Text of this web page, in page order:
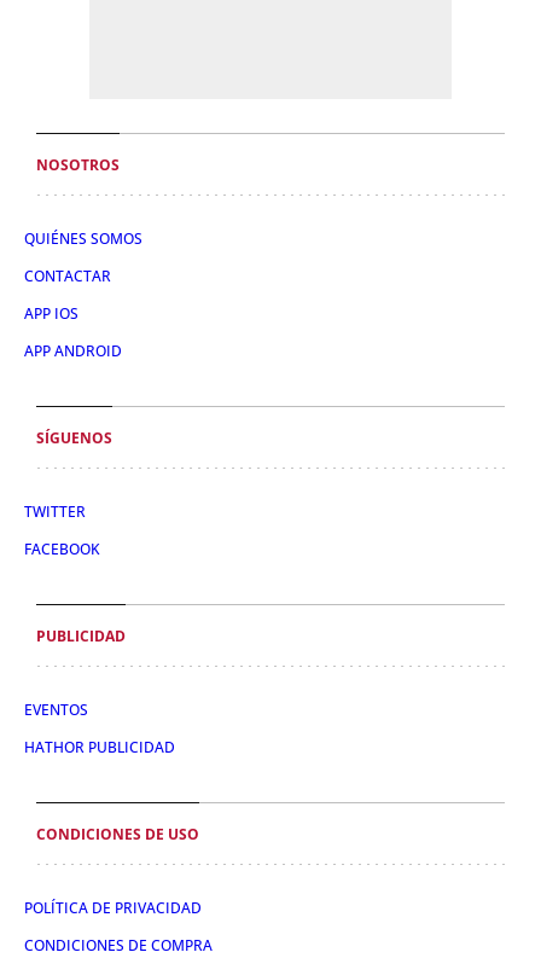
NOSOTROS
QUIÉNES SOMOS
CONTACTAR
APP IOS
APP ANDROID
SÍGUENOS
TWITTER
FACEBOOK
PUBLICIDAD
EVENTOS
HATHOR PUBLICIDAD
CONDICIONES DE USO
POLÍTICA DE PRIVACIDAD
CONDICIONES DE COMPRA